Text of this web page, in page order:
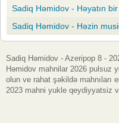
Sadiq Həmidov - Həyatın
Sadiq Həmidov - Həzin
Sadiq Həmidov - Azeripop 8 -
Həmidov mahnilar 2026 pulsuz
olun ve rahat şəkildə mahnıları
2023 mahni yukle qeydiyyatsiz